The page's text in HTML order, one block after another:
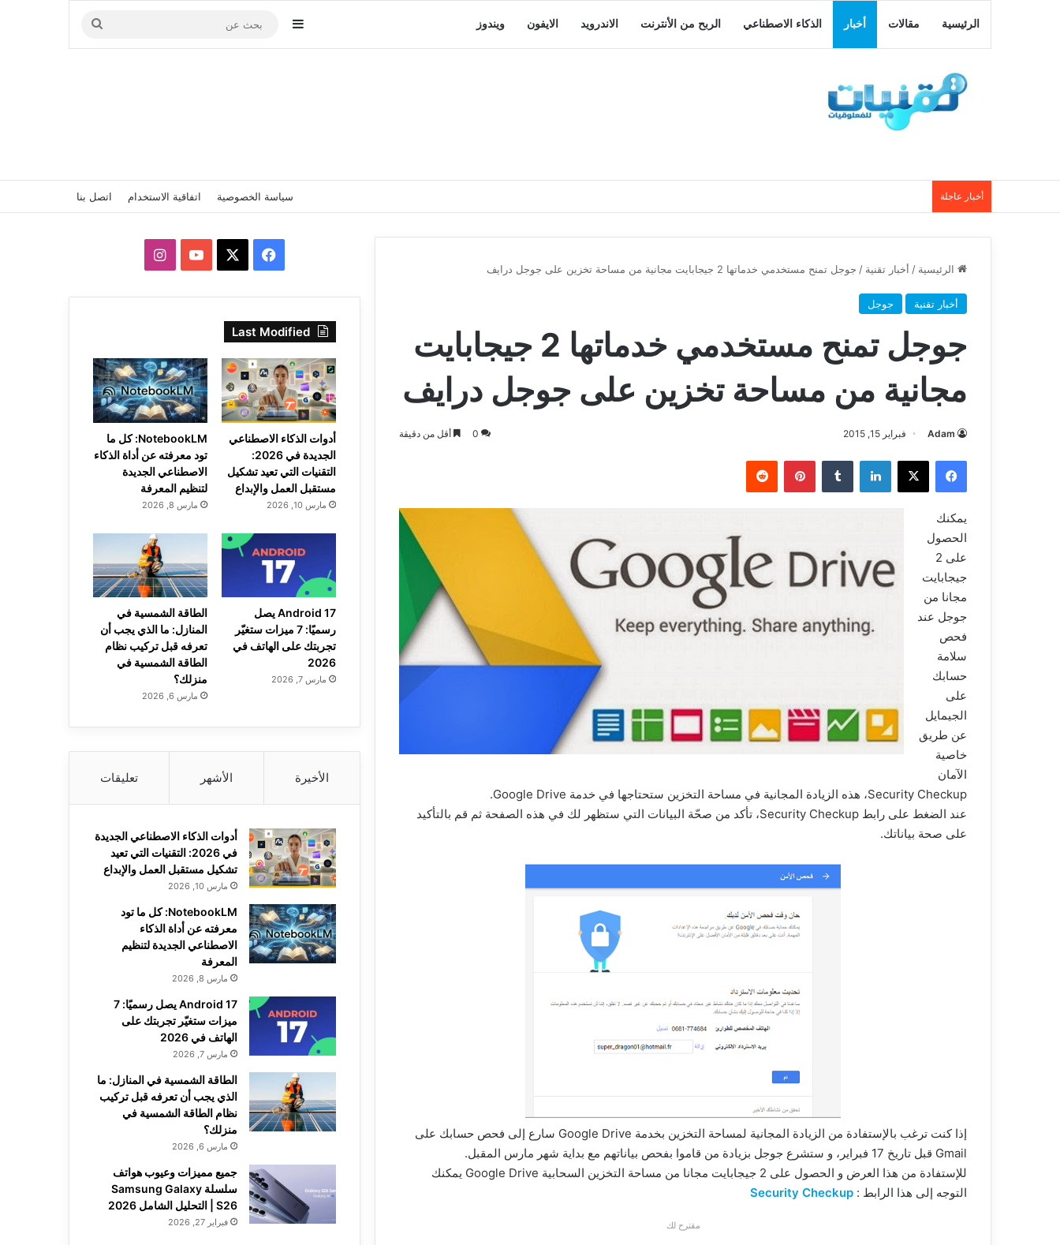
الرئيسية مقالات أخبار الذكاء الاصطناعي الربح من الأنترنت الاندرويد الايفون ويندوز إضافة عمود جانبي
بحث
عن
أخبار عاجلة سياسة الخصوصية اتفاقية الاستخدام اتصل بنا
الرئيسية / أخبار تقنية / جوجل تمنح مستخدمي خدماتها 2 جيجابايت مجانية من مساحة تخزين على جوجل درايف
أخبار تقنية جوجل
جوجل تمنح مستخدمي خدماتها 2 جيجابايت
مجانية من مساحة تخزين على جوجل درايف
Adam فبراير 15, 2015 0 أقل من دقيقة
فيسبوك ‫X لينكدإن بينتيريست
يمكنك
الحصول
على 2
جيجابايت
مجانا من
جوجل عند
فحص
سلامة
حسابك
على
الجيمايل
عن طريق
خاصية
الآمان
Security Checkup، هذه الزيادة المجانية في مساحة التخزين ستحتاجها في خدمة Google Drive.
عند الضغط على رابط Security Checkup، تأكد من صحّة البيانات التي ستظهر لك في هذه الصفحة ثم قم بالتأكيد
على صحة بياناتك.
إذا كنت ترغب بالإستفادة من الزيادة المجانية لمساحة التخزين بخدمة Google Drive سارع إلى فحص حسابك على
Gmail قبل تاريخ 17 فبراير، و ستشرع جوجل بزيادة من قاموا بفحص بياناتهم مع بداية شهر مارس المقبل.
للإستفادة من هذا العرض و الحصول على 2 جيجابايت مجانا من مساحة التخزين السحابية Google Drive يمكنك
التوجه إلى هذا الرابط : Security Checkup
مقترح لك
فيسبوك ‫YouTubeانستقرام
Last Modified
أدوات الذكاء الاصطناعي
الجديدة في 2026:
التقنيات التي تعيد تشكيل
مستقبل العمل والإبداع
مارس 10, 2026
NotebookLM: كل ما
تود معرفته عن أداة الذكاء
الاصطناعي الجديدة
لتنظيم المعرفة
مارس 8, 2026
Android 17 يصل
رسميًا: 7 ميزات ستغيّر
تجربتك على الهاتف في
2026
مارس 7, 2026
الطاقة الشمسية في
المنازل: ما الذي يجب أن
تعرفه قبل تركيب نظام
الطاقة الشمسية في
منزلك؟
مارس 6, 2026
الأخيرة الأشهر تعليقات
أدوات الذكاء الاصطناعي الجديدة
في 2026: التقنيات التي تعيد
تشكيل مستقبل العمل والإبداع
مارس 10, 2026
NotebookLM: كل ما تود
معرفته عن أداة الذكاء
الاصطناعي الجديدة لتنظيم
المعرفة
مارس 8, 2026
Android 17 يصل رسميًا: 7
ميزات ستغيّر تجربتك على
الهاتف في 2026
مارس 7, 2026
الطاقة الشمسية في المنازل: ما
الذي يجب أن تعرفه قبل تركيب
نظام الطاقة الشمسية في
منزلك؟
مارس 6, 2026
جميع مميزات وعيوب هواتف
سلسلة Samsung Galaxy
S26 | التحليل الشامل 2026
فبراير 27, 2026